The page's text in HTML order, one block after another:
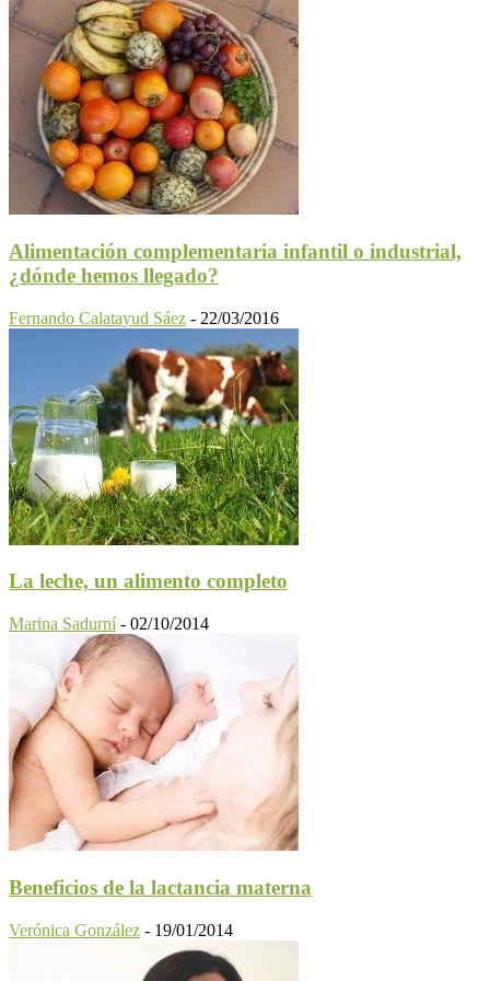
Alimentación complementaria infantil o industrial,
¿dónde hemos llegado?
Fernando Calatayud Sáez - 22/03/2016
La leche, un alimento completo
Marina Sadurní - 02/10/2014
Beneficios de la lactancia materna
Verónica González - 19/01/2014